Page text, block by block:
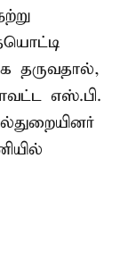
தருவதால்,
எஸ்.பி.